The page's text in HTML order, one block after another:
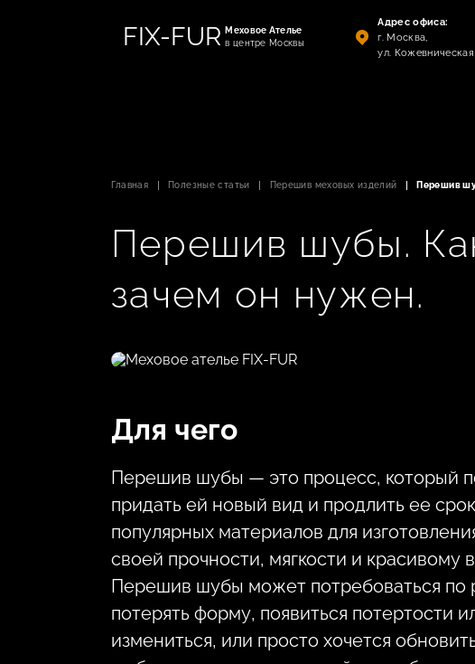
FIX-FUR
Меховое Ателье
в центре Москвы
Адрес офиса:
г. Москва,
ул. Кожевническая
Главная Полезные статьи Перешив меховых изделий Перешив
Перешив шубы.
зачем он нужен.
Для чего
Перешив шубы — это процесс, который
придать ей новый вид и продлить ее
популярных материалов для
своей прочности, мягкости и красивому
Перешив шубы может потребоваться по
потерять форму, появиться потертости
измениться, или просто хочется